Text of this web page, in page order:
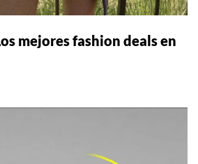
mejores fashion deals en